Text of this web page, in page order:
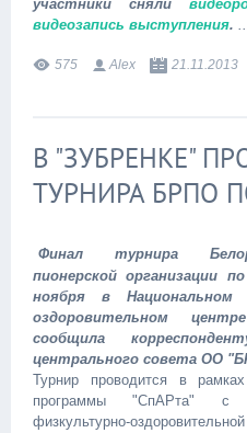
участники сняли
видеозапись выступления.
575 Alex 21.11.2013
В "ЗУБРЕНКЕ"
ТУРНИРА БРПО
Финал турнира
пионерской организации
ноября в Национальном
оздоровительном
сообщила
центрального совета ОО
Турнир проводится в рамках
программы "СпАРта" с
физкультурно-